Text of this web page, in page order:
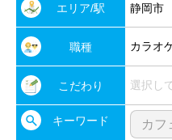
エリア/駅 静岡市
職種 カラオ
こだわり 選択し
キーワード